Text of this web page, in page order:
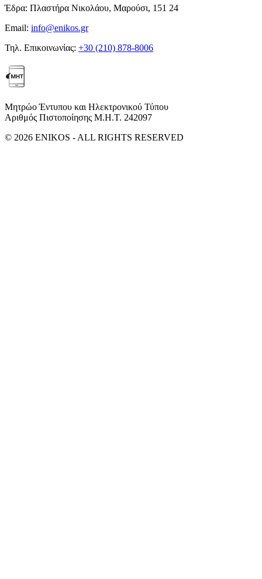
Έδρα: Πλαστήρα Νικολάου, Μαρούσι, 151 24
Email: info@enikos.gr
Τηλ. Επικοινωνίας: +30 (210) 878-8006
Μητρώο Έντυπου και Ηλεκτρονικού Τύπου
Αριθμός Πιστοποίησης Μ.Η.Τ. 242097
© 2026 ENIKOS - ALL RIGHTS RESERVED